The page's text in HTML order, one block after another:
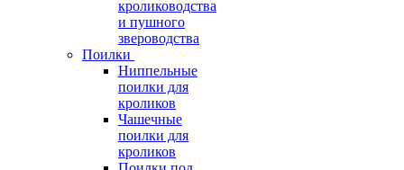
кролиководства
и пушного
звероводства
Поилки
Ниппельные
поилки для
кроликов
Чашечные
поилки для
кроликов